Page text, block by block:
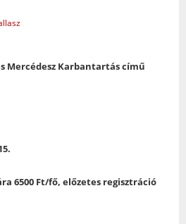
Mercédesz Karbantartáscímű
6500 Ft/fő, előzetes regisztráció